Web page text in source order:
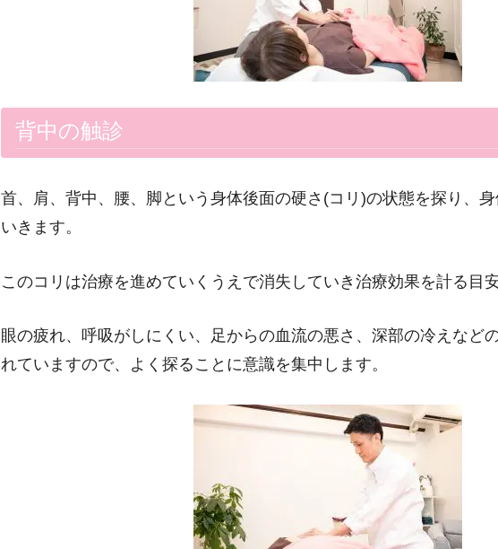
背中の触診
首、肩、背中、腰、脚という身体後面の硬さ (コリ )の状態を探り、
いきます。
このコリは治療を進めていくうえで消失していき治療効果を計る目
眼の疲れ、呼吸がしにくい、足からの血流の悪さ、深部の冷えなど
れていますので、よく探ることに意識を集中します。